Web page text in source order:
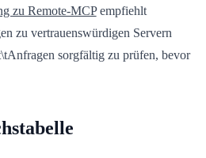
zu Remote-MCPempfiehlt
zu vertrauenswürdigen Servern
sorgfältig zu prüfen, bevor